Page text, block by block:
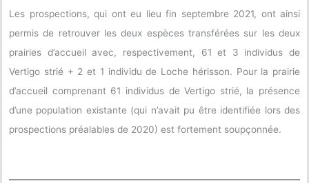
Les prospections, qui ont eu lieu fin septembre 2021, ont ainsi
permis de retrouver les deux espèces transférées sur les deux
prairies d’accueil avec, respectivement, 61 et 3 individus de
Vertigo strié + 2 et 1 individu de Loche hérisson. Pour la prairie
d’accueil comprenant 61 individus de Vertigo strié, la présence
d’une population existante (qui n’avait pu être identifiée lors des
prospections préalables de 2020) est fortement soupçonnée.